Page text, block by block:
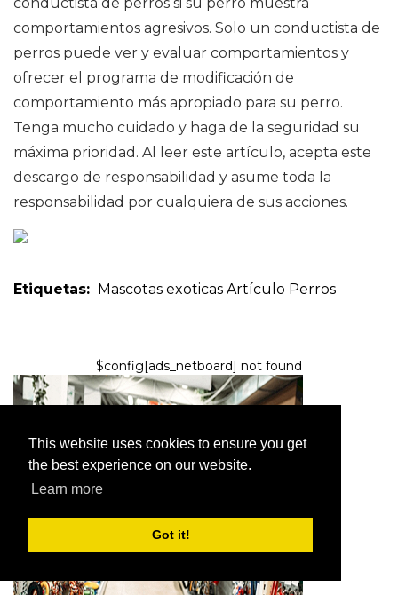
This website uses cookies to ensure you get
the best experience on our website.
Learn more
Got it!
comportamientos agresivos. Solo un conductista de
perros puede ver y evaluar comportamientos y
ofrecer el programa de modificación de
comportamiento más apropiado para su perro.
Tenga mucho cuidado y haga de la seguridad su
máxima prioridad. Al leer este artículo, acepta este
descargo de responsabilidad y asume toda la
responsabilidad por cualquiera de sus acciones.
Etiquetas: Mascotas exoticas Artículo Perros
$config[ads_netboard] not found
La reacción de un inmigrante al
ver una tienda de mascotas de